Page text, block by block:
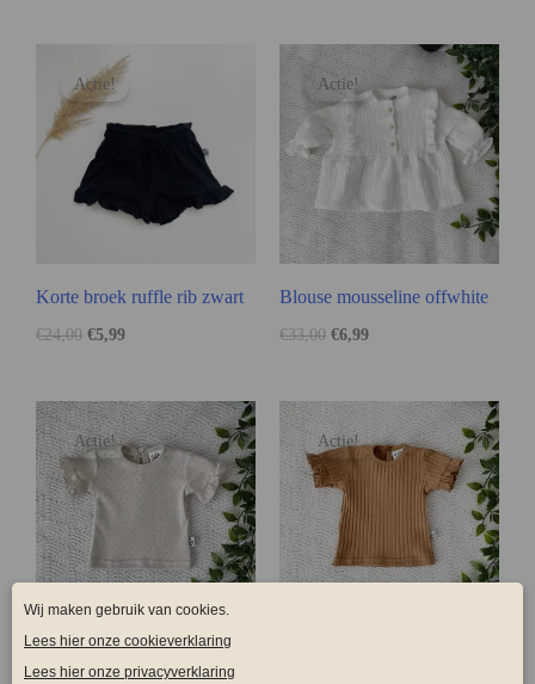
Actie!
Korte broek ruffle rib zwart
€24,00 €5,99
Actie!
Blouse mousseline offwhite
€33,00 €6,99
Actie!
Special Ruffle Pointelle
Actie!